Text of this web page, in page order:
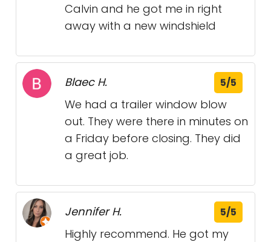
Calvin and he got me in right
away with a new windshield
Blaec H. 5/5
We had a trailer window blow
out. They were there in minutes on
a Friday before closing. They did
a great job.
Jennifer H. 5/5
Highly recommend. He got my